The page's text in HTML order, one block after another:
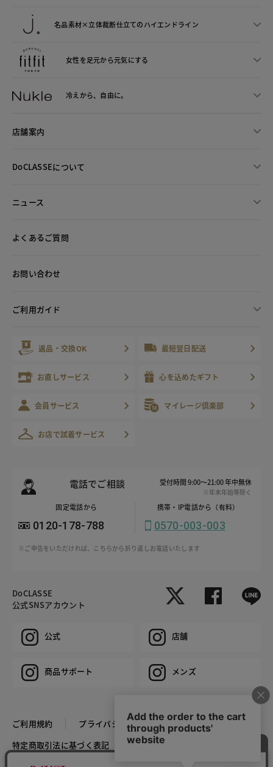
名品素材×立体裁断仕立てのハイエンドライン
女性を足元から元気にする
冷えから、 自由に。
店舗案内
DoCLASSEについて
ニュース
よくあるご質問
お問い合わせ
ご利用ガイド
返品・交換OK 最短翌日配送
お直しサービス 心を込めたギフト
会員サービス マイレージ倶楽部
お店で試着サービス
電話でご相談 受付時間 9:00～21:00 年中無休
※年末年始等除く
固定電話から
0120-178-788
携帯・IP電話から（有料）
0570-003-003
※ご申告をいただければ、こちらから折り返しお電話いたします
DoCLASSE
公式SNSアカウント
公式 店舗
商品サポート メンズ
ご利用規約
プライバシーポリシー
特定商取引法に基づく表記
推奨環境
COPYRIGHT © DoCLASSE ALL RIGHTS RESERVED.